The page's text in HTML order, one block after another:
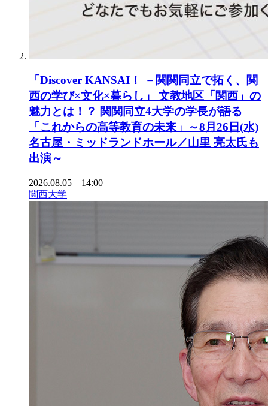
「Discover KANSAI！ －関関同立で拓く、関
西の学び×文化×暮らし」 文教地区「関西」の
魅力とは！？ 関関同立4大学の学長が語る
「これからの高等教育の未来」～8月26日(水)
名古屋・ミッドランドホール／山里 亮太氏も
出演～
2026.08.05 14:00
関西大学